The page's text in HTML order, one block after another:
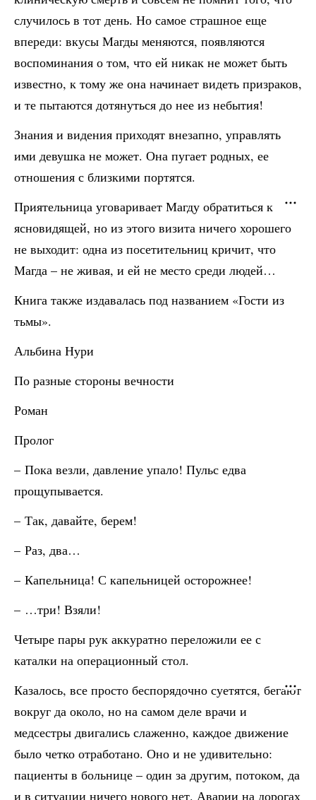
случилось в тот день. Но самое страшное еще
впереди: вкусы Магды меняются, появляются
воспоминания о том, что ей никак не может быть
известно, к тому же она начинает видеть призраков,
и те пытаются дотянуться до нее из небытия!
Знания и видения приходят внезапно, управлять
ими девушка не может. Она пугает родных, ее
отношения с близкими портятся.
Приятельница уговаривает Магду обратиться к
ясновидящей, но из этого визита ничего хорошего
не выходит: одна из посетительниц кричит, что
Магда – не живая, и ей не место среди людей…
Книга также издавалась под названием «Гости из
тьмы».
Альбина Нури
По разные стороны вечности
Роман
Пролог
– Пока везли, давление упало! Пульс едва
прощупывается.
– Так, давайте, берем!
– Раз, два…
– Капельница! С капельницей осторожнее!
– …три! Взяли!
Четыре пары рук аккуратно переложили ее с
каталки на операционный стол.
Казалось, все просто беспорядочно суетятся, бегают
вокруг да около, но на самом деле врачи и
медсестры двигались слаженно, каждое движение
было четко отработано. Оно и не удивительно:
пациенты в больнице – один за другим, потоком, да
и в ситуации ничего нового нет. Аварии на дорогах